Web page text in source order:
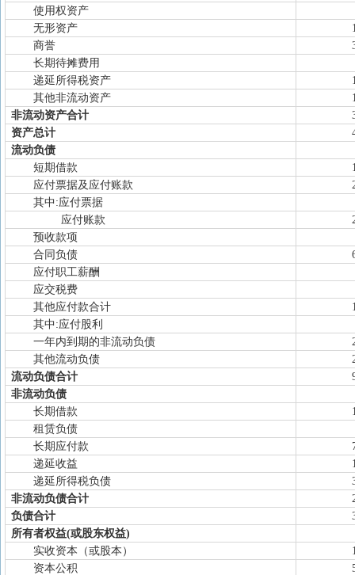
使用权资产
无形资产
商誉
长期待摊费用
递延所得税资产
其他非流动资产
非流动资产合计
资产总计
流动负债
短期借款
应付票据及应付账款
其中:应付票据
应付账款
预收款项
合同负债
应付职工薪酬
应交税费
其他应付款合计
其中:应付股利
一年内到期的非流动负债
其他流动负债
流动负债合计
非流动负债
长期借款
租赁负债
长期应付款
递延收益
递延所得税负债
非流动负债合计
负债合计
所有者权益(或股东权益)
实收资本（或股本）
资本公积